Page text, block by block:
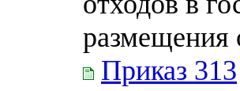
размещения
Приказ 313